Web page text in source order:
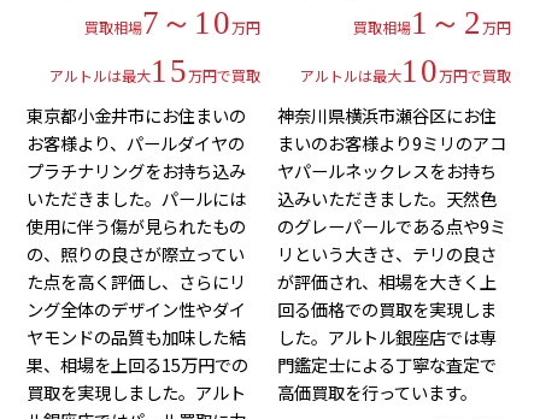
買取相場7～10万円
アルトルは最大15万円で買取
東京都小金井市にお住まいの
お客様より、パールダイヤの
プラチナリングをお持ち込み
いただきました。パールには
使用に伴う傷が見られたもの
の、照りの良さが際立ってい
た点を高く評価し、さらにリ
ング全体のデザイン性やダイ
ヤモンドの品質も加味した結
果、相場を上回る15万円での
買取を実現しました。アルト
買取相場1～2万円
アルトルは最大10万円で買取
神奈川県横浜市瀬谷区にお住
まいのお客様より9ミリのアコ
ヤパールネックレスをお持ち
込みいただきました。天然色
のグレーパールである点や9ミ
リという大きさ、テリの良さ
が評価され、相場を大きく上
回る価格での買取を実現しま
した。アルトル銀座店では専
門鑑定士による丁寧な査定で
高価買取を行っています。